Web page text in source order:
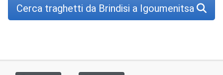
Cerca traghetti da Brindisi a Igoumenitsa